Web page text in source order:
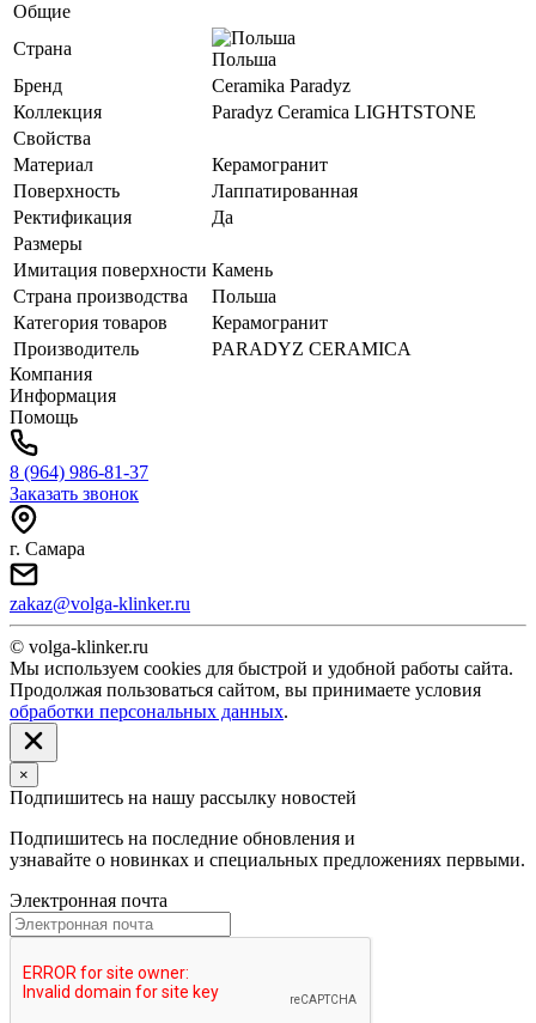
Общие
Страна
Польша
Бренд
Ceramika Paradyz
Коллекция
Paradyz Ceramica LIGHTSTONE
Свойства
Материал
Керамогранит
Поверхность
Лаппатированная
Ректификация
Да
Размеры
Имитация поверхности Камень
Страна производства
Польша
Категория товаров
Керамогранит
Производитель
PARADYZ CERAMICA
Компания
Информация
Помощь
8 (964) 986-81-37
Заказать звонок
г. Самара
zakaz@volga-klinker.ru
© volga-klinker.ru
Мы используем cookies для быстрой и удобной работы сайта.
Продолжая пользоваться сайтом, вы принимаете условия
обработки персональных данных.
×
Подпишитесь на нашу рассылку новостей
Подпишитесь на последние обновления и
узнавайте о новинках и специальных предложениях первыми.
Электронная почта